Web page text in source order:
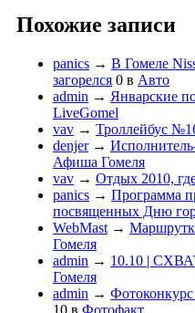
Похожие записи
panics → В Гомеле
загорелся 0 в Авто
admin → Январские
LiveGomel
vav → Троллейбус
denjer→
Афиша Гомеля
vav → Отдых 2010,
panics → Программа
посвященных Дню
WebMast →
Гомеля
admin → 10.10 |
Гомеля
admin → Фотоконкурс
10 в Фотофакт